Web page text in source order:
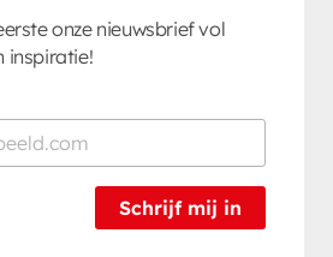
onze nieuwsbrief vol
inspiratie!
Schrijf mij in